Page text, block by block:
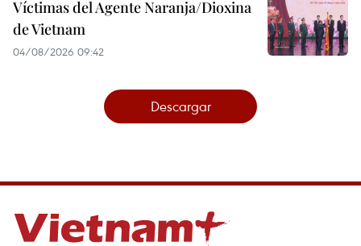
Víctimas del Agente Naranja/Dioxina
de Vietnam
04/08/2026 09:42
Descargar